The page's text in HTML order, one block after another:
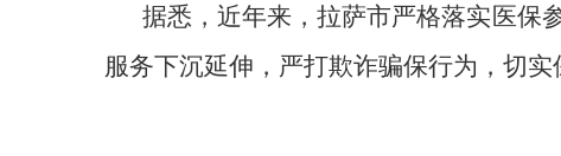
据悉，近年来，拉萨市严格落实医保
服务下沉延伸，严打欺诈骗保行为，切实